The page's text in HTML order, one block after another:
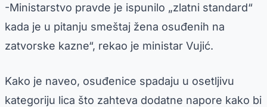
-Ministarstvo pravde je ispunilo „zlatni standard“
kada je u pitanju smeštaj žena osuđenih na
zatvorske kazne“, rekao je ministar Vujić.
Kako je naveo, osuđenice spadaju u osetljivu
kategoriju lica što zahteva dodatne napore kako bi